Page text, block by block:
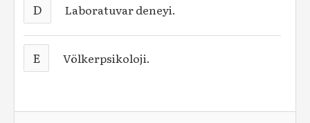
D Laboratuvar deneyi.
E Völkerpsikoloji.